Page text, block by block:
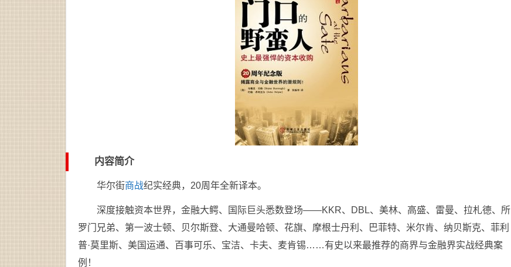
内容简介
华尔街商战纪实经典，20周年全新译本。
深度接触资本世界，金融大鳄、国际巨头悉数登场——KKR、DBL、美林、高盛、雷曼、拉札德、所
罗门兄弟、第一波士顿、贝尔斯登、大通曼哈顿、花旗、摩根士丹利、巴菲特、米尔肯、纳贝斯克、菲利
普·莫里斯、美国运通、百事可乐、宝洁、卡夫、麦肯锡……有史以来最推荐的商界与金融界实战经典案
例！